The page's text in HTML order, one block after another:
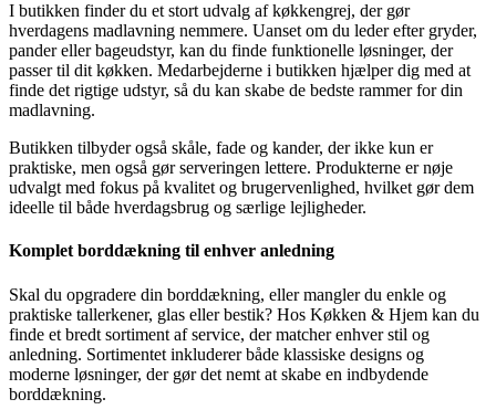
I butikken finder du et stort udvalg af køkkengrej, der gør
hverdagens madlavning nemmere. Uanset om du leder efter gryder,
pander eller bageudstyr, kan du finde funktionelle løsninger, der
passer til dit køkken. Medarbejderne i butikken hjælper dig med at
finde det rigtige udstyr, så du kan skabe de bedste rammer for din
madlavning.
Butikken tilbyder også skåle, fade og kander, der ikke kun er
praktiske, men også gør serveringen lettere. Produkterne er nøje
udvalgt med fokus på kvalitet og brugervenlighed, hvilket gør dem
ideelle til både hverdagsbrug og særlige lejligheder.
Komplet borddækning til enhver anledning
Skal du opgradere din borddækning, eller mangler du enkle og
praktiske tallerkener, glas eller bestik? Hos Køkken & Hjem kan du
finde et bredt sortiment af service, der matcher enhver stil og
anledning. Sortimentet inkluderer både klassiske designs og
moderne løsninger, der gør det nemt at skabe en indbydende
borddækning.